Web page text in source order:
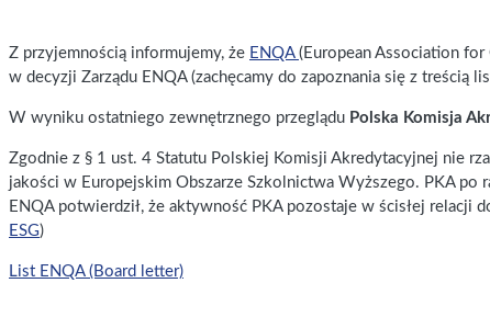
Z przyjemnością informujemy, że ENQA (European Association
w decyzji Zarządu ENQA (zachęcamy do zapoznania się z treścią
W wyniku ostatniego zewnętrznego przeglądu Polska Komisja
Zgodnie z § 1 ust. 4 Statutu Polskiej Komisji Akredytacyjnej nie
jakości w Europejskim Obszarze Szkolnictwa Wyższego. PKA po
ENQA potwierdził, że aktywność PKA pozostaje w ścisłej relacji
ESG)
List ENQA (Board letter)